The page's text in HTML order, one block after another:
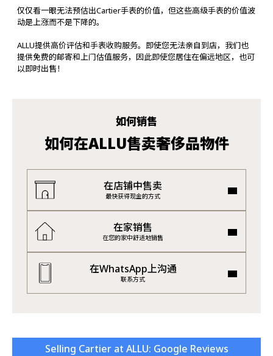
仅仅看一眼无法预估出Cartier手表的价值，但这些高级手表的价值波
动是上涨而不是下降的。
ALLU提供高价评估和手表收购服务。即使您无法亲自到店，我们也
提供免费的邮寄和上门估值服务，因此即使您居住在偏远地区，也可
以即时出售！
如何销售
如何在ALLU售卖奢侈品物件
在店铺中售卖
最快获得现金的方式
在家销售
在您的家中舒适地销售
在WhatsApp上沟通
联系方式
Selling Cartier at ALLU: Google Reviews